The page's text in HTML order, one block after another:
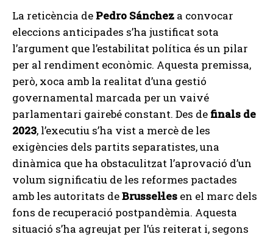
La reticència de Pedro Sánchez a convocar
eleccions anticipades s’ha justificat sota
l’argument que l’estabilitat política és un pilar
per al rendiment econòmic. Aquesta premissa,
però, xoca amb la realitat d’una gestió
governamental marcada per un vaivé
parlamentari gairebé constant. Des de finals de
2023, l’executiu s’ha vist a mercè de les
exigències dels partits separatistes, una
dinàmica que ha obstaculitzat l’aprovació d’un
volum significatiu de les reformes pactades
amb les autoritats deBrussel·les en el marc dels
fons de recuperació postpandèmia. Aquesta
situació s’ha agreujat per l’ús reiterat i, segons